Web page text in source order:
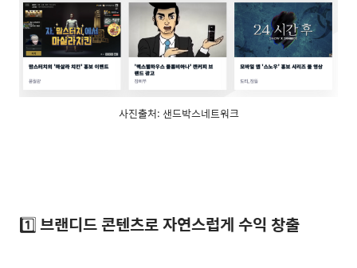
사진출처: 샌드박스네트워크
1️⃣브랜디드 콘텐츠로 자연스럽게 수익 창출